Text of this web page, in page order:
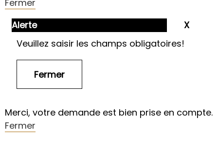
Fermer
Alerte
Veuillez saisir les champs obligatoires!
Merci, votre demande est bien prise en compte.
Fermer